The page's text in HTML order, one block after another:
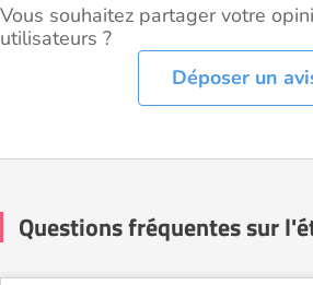
Vous souhaitez partager votre
utilisateurs ?
Déposer un
Questions fréquentes sur